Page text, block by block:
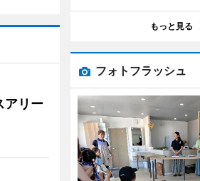
アリー
もっと見る
フォトフラッシュ